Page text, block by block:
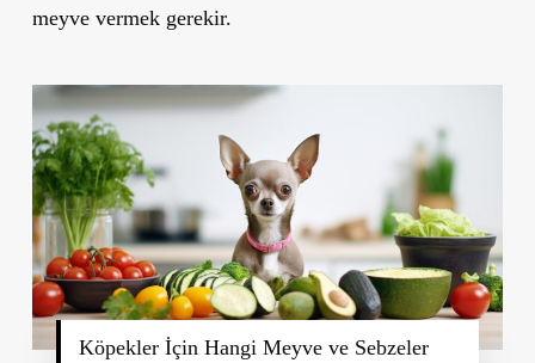
meyve vermek gerekir.
Köpekler İçin Hangi Meyve ve Sebzeler